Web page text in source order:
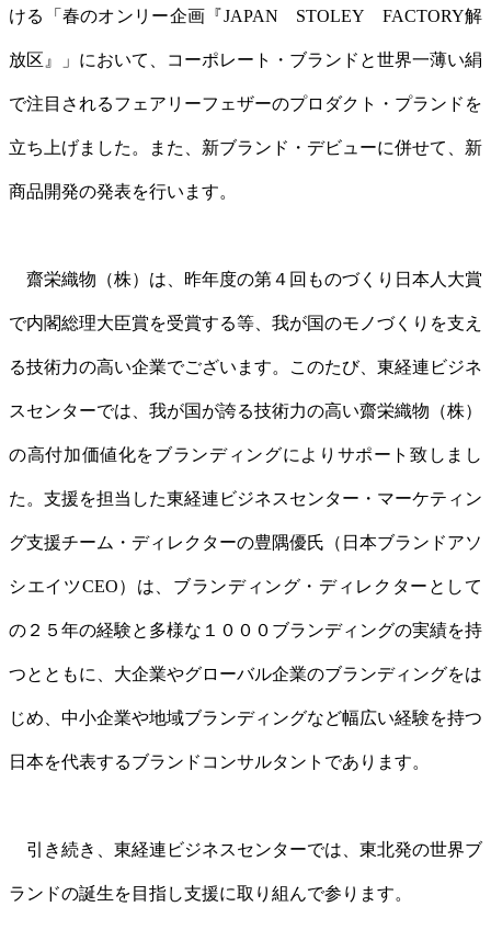
ける「春のオンリー企画『JAPAN STOLEY FACTORY解
放区』」において、コーポレート・ブランドと世界一薄い絹
で注目されるフェアリーフェザーのプロダクト・プランドを
立ち上げました。また、新ブランド・デビューに併せて、新
商品開発の発表を行います。
齋栄織物（株）は、昨年度の第４回ものづくり日本人大賞
で内閣総理大臣賞を受賞する等、我が国のモノづくりを支え
る技術力の高い企業でございます。このたび、東経連ビジネ
スセンターでは、我が国が誇る技術力の高い齋栄織物（株）
の高付加価値化をブランディングによりサポート致しまし
た。支援を担当した東経連ビジネスセンター・マーケティン
グ支援チーム・ディレクターの豊隅優氏（日本ブランドアソ
シエイツCEO）は、ブランディング・ディレクターとして
の２５年の経験と多様な１０００ブランディングの実績を持
つとともに、大企業やグローバル企業のブランディングをは
じめ、中小企業や地域ブランディングなど幅広い経験を持つ
日本を代表するブランドコンサルタントであります。
引き続き、東経連ビジネスセンターでは、東北発の世界ブ
ランドの誕生を目指し支援に取り組んで参ります。